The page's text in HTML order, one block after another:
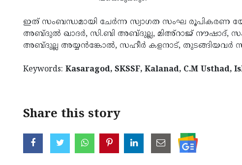
ഇത് സംബന്ധമായി ചേര്‍ന്ന സ്വാഗത സംഘ രൂപികരണ
അബ്ദുല്‍ ഖാദര്‍, സി.ബി അബ്ദുല്ല, മിഅ്‌റാജ് നൗഷാദ്,
അബ്ദുല്ല അയ്യന്‍ങ്കോല്‍, സഹീര്‍ കളനാട്, തുടങ്ങിയവര്‍
Keywords: Kasaragod, SKSSF, Kalanad, C.M Usthad,
Share this story